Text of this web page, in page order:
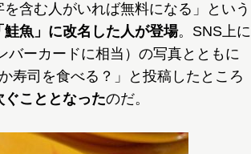
含む人がいれば無料になる」という
鮭魚」に改名した人が登場。SNS上に
バーカードに相当）の写真とともに
寿司を食べる？」と投稿したところ
こととなったのだ。